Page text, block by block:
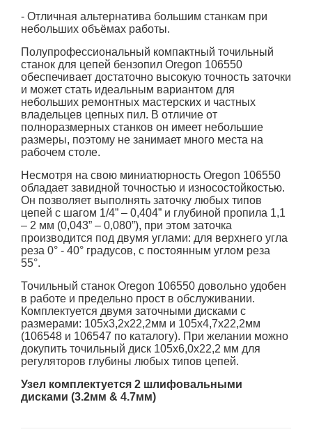
- Отличная альтернатива большим станкам при
небольших объёмах работы.
Полупрофессиональный компактный точильный
станок для цепей бензопил Oregon 106550
обеспечивает достаточно высокую точность заточки
и может стать идеальным вариантом для
небольших ремонтных мастерских и частных
владельцев цепных пил. В отличие от
полноразмерных станков он имеет небольшие
размеры, поэтому не занимает много места на
рабочем столе.
Несмотря на свою миниатюрность Oregon 106550
обладает завидной точностью и износостойкостью.
Он позволяет выполнять заточку любых типов
цепей с шагом 1/4” – 0,404” и глубиной пропила 1,1
– 2 мм (0,043” – 0,080”), при этом заточка
производится под двумя углами: для верхнего угла
реза 0° - 40° градусов, с постоянным углом реза
55°.
Точильный станок Oregon 106550 довольно удобен
в работе и предельно прост в обслуживании.
Комплектуется двумя заточными дисками с
размерами: 105х3,2х22,2мм и 105х4,7х22,2мм
(106548 и 106547 по каталогу). При желании можно
докупить точильный диск 105х6,0х22,2 мм для
регуляторов глубины любых типов цепей.
Узел комплектуется 2 шлифовальными
дисками (3.2мм & 4.7мм)